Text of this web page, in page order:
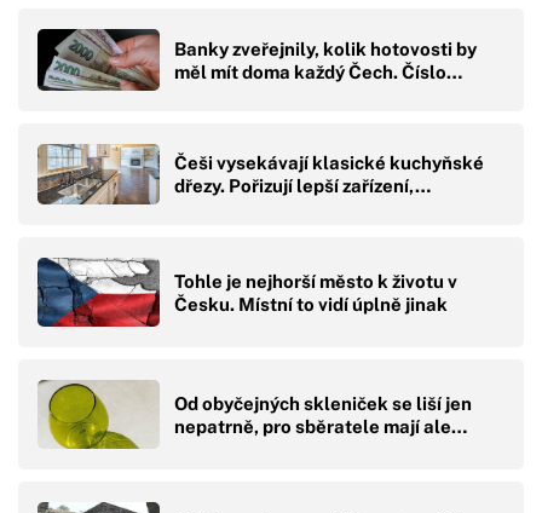
Banky zveřejnily, kolik hotovosti by
měl mít doma každý Čech. Číslo…
Češi vysekávají klasické kuchyňské
dřezy. Pořizují lepší zařízení,…
Tohle je nejhorší město k životu v
Česku. Místní to vidí úplně jinak
Od obyčejných skleniček se liší jen
nepatrně, pro sběratele mají ale…